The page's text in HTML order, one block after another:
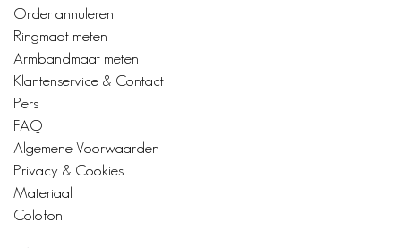
Order annuleren
Ringmaat meten
Armbandmaat meten
Klantenservice & Contact
Pers
FAQ
Algemene Voorwaarden
Privacy & Cookies
Materiaal
Colofon